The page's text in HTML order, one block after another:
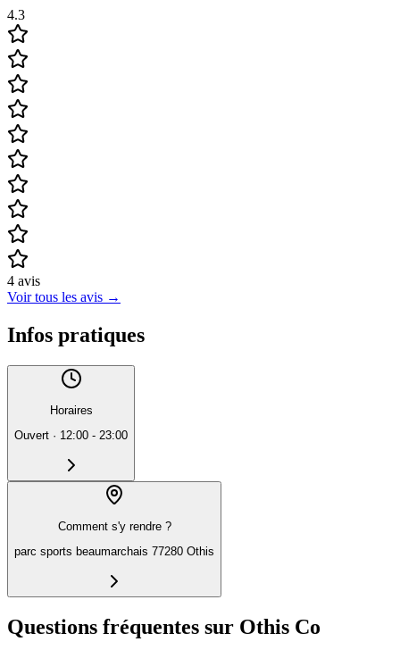
4.3
4 avis
Voir tous les avis →
Infos pratiques
Horaires
Ouvert · 12:00 - 23:00
Comment s'y rendre ?
parc sports beaumarchais 77280 Othis
Questions fréquentes sur Othis Co